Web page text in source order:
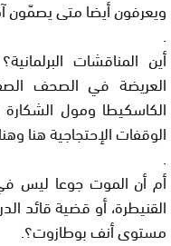
ويعرفون أيضا متى يصمّون
.
أين المناقشات
العريضة في الصحف
الكاسكيطا ومول
الوقفات الإحتجاجية هنا
.
أم أن الموت جوعا ليس
القنيطرة، أو قضية قائد
مستوى أنف بوطازوت؟.